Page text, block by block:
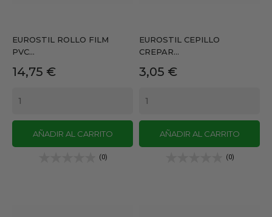
EUROSTIL ROLLO FILM
PVC...
Precio
14,75 €
AÑADIR AL CARRITO
(0)
EUROSTIL CEPILLO
CREPAR...
Precio
3,05 €
AÑADIR AL CARRITO
(0)